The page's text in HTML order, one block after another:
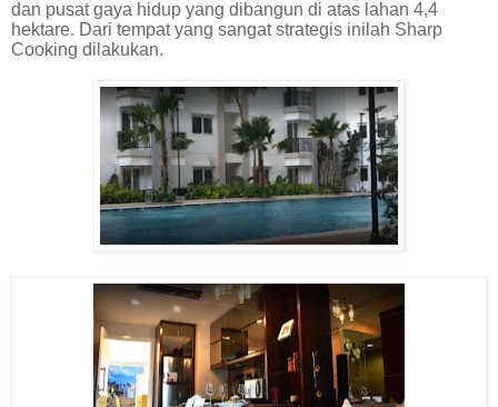
dan pusat gaya hidup yang dibangun di atas lahan 4,4
hektare. Dari tempat yang sangat strategis inilah Sharp
Cooking dilakukan.